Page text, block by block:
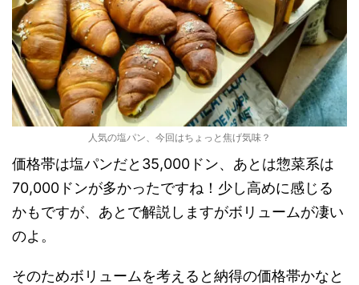
人気の塩パン、今回はちょっと焦げ気味？
価格帯は塩パンだと35,000ドン、あとは惣菜系は
70,000ドンが多かったですね！少し高めに感じる
かもですが、あとで解説しますがボリュームが凄い
のよ。
そのためボリュームを考えると納得の価格帯かなと